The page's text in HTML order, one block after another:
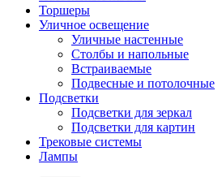
Торшеры
Уличное освещение
Уличные настенные
Столбы и напольные
Встраиваемые
Подвесные и потолочные
Подсветки
Подсветки для зеркал
Подсветки для картин
Трековые системы
Лампы